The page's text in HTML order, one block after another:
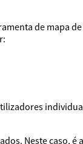
de mapa
Neste caso, é